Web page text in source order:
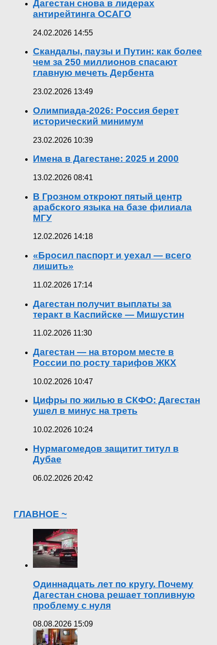
Дагестан снова в лидерах
антирейтинга ОСАГО
24.02.2026 14:55
Скандалы, паузы и Путин: как более
чем за 250 миллионов спасают
главную мечеть Дербента
23.02.2026 13:49
Олимпиада-2026: Россия берет
исторический минимум
23.02.2026 10:39
Имена в Дагестане: 2025 и 2000
13.02.2026 08:41
В Грозном откроют пятый центр
арабского языка на базе филиала
МГУ
12.02.2026 14:18
«Бросил паспорт и уехал — всего
лишить»
11.02.2026 17:14
Дагестан получит выплаты за
теракт в Каспийске — Мишустин
11.02.2026 11:30
Дагестан — на втором месте в
России по росту тарифов ЖКХ
10.02.2026 10:47
Цифры по жилью в СКФО: Дагестан
ушел в минус на треть
10.02.2026 10:24
Нурмагомедов защитит титул в
Дубае
06.02.2026 20:42
ГЛАВНОЕ ~
Одиннадцать лет по кругу. Почему
Дагестан снова решает топливную
проблему с нуля
08.08.2026 15:09